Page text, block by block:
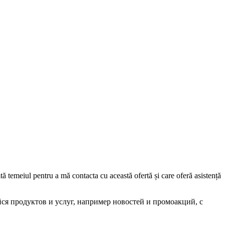
pentru a mă contacta cu această ofertă și care oferă asistență
продуктов и услуг, например новостей и промоакций, с